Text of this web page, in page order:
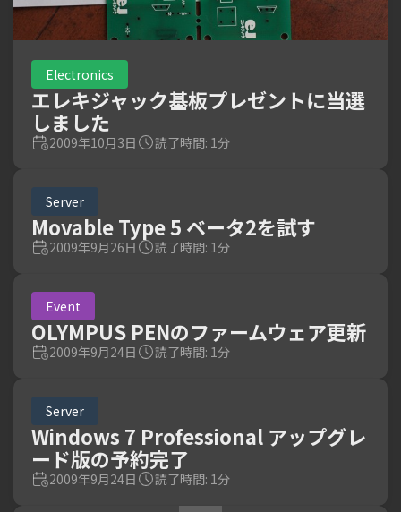
Electronics
エレキジャック基板プレゼントに当選
しました
2009年10月3日 読了時間: 1分
Server
Movable Type 5 ベータ2を試す
2009年9月26日 読了時間: 1分
Event
OLYMPUS PENのファームウェア更新
2009年9月24日 読了時間: 1分
Server
Windows 7 Professional アップグレ
ード版の予約完了
2009年9月24日 読了時間: 1分